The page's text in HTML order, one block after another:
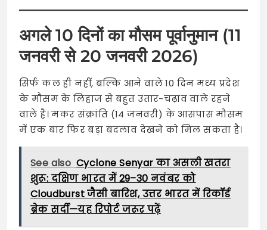
अगले 10 दिनों का मौसम पूर्वानुमान (11
जनवरी से 20 जनवरी 2026)
सिर्फ कल ही नहीं, बल्कि आने वाले 10 दिन मध्य प्रदेश
के मौसम के लिहाज से बहुत उतार-चढ़ाव वाले रहने
वाले हैं। मकर संक्रांति (14 जनवरी) के आसपास मौसम
में एक बार फिर बड़ा बदलाव देखने को मिल सकता है।
See also Cyclone Senyar का असली खतरा
शुरू: दक्षिण भारत में 29–30 नवंबर को
Cloudburst जैसी बारिश, उत्तर भारत में रिकॉर्ड
ब्रेक सर्दी—यह रिपोर्ट जरूर पढ़ें